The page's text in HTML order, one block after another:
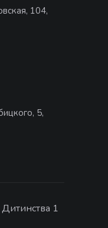
104,
5,
1